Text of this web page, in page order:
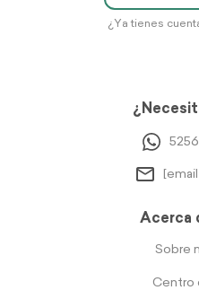
¿Ya tienes
Acerca
Sobre
Centro